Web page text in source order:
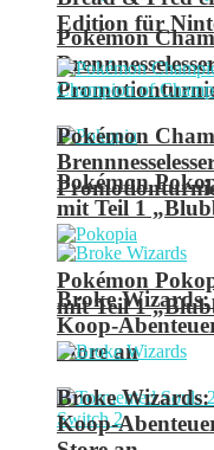
Pokémon
Pokémon
mit Teil 1
Broke
Koop-
Store an
Edition für
Pokémon
Pokémon
mit Teil 1
Broke
Koop-